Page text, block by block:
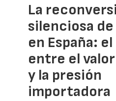
La
silenciosa
en España:
entre el
y la presión
importadora